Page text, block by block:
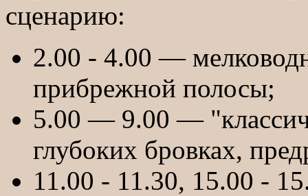
сценарию:
2.00 - 4.00 —
прибрежной полосы;
5.00 — 9.00 —
глубоких бровках,
11.00 - 11.30, 15.00 -